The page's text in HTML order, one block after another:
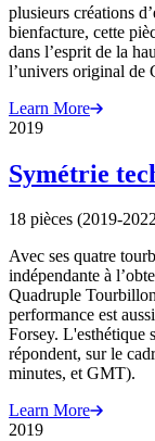
plusieurs créations
bienfacture, cette
dans l’esprit de la
l’univers original de
Learn More
2019
Symétrie
18 pièces (2019-
Avec ses quatre
indépendante à
Quadruple
performance est
Forsey. L'esthétique
répondent, sur le
minutes, et GMT).
Learn More
2019